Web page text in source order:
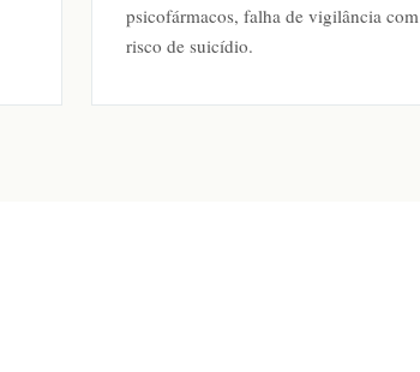
psicofármacos, falha de vigilância com
risco de suicídio.